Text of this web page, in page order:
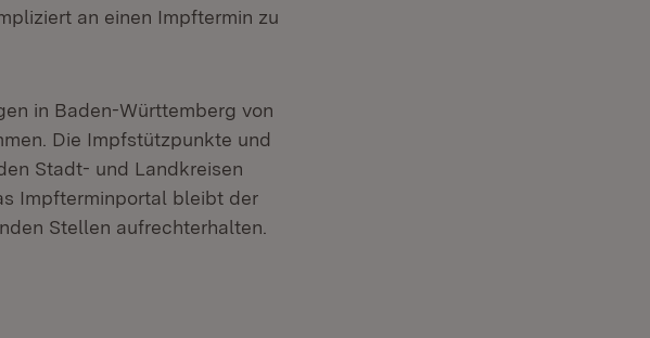
an einen Impftermin zu
in Baden-Württemberg von
Die Impfstützpunkte und
Stadt- und Landkreisen
Impfterminportal bleibt der
Stellen aufrechterhalten.